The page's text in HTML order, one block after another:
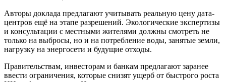
Авторы доклада предлагают учитывать реальную цену дата-
центров ещё на этапе разрешений. Экологические экспертизы
и консультации с местными жителями должны смотреть не
только на выбросы, но и на потребление воды, занятые земли,
нагрузку на энергосети и будущие отходы.
Правительствам, инвесторам и банкам предлагают заранее
ввести ограничения, которые снизят ущерб от быстрого роста